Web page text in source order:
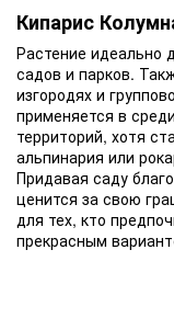
Кипарис
Растение идеально
садов и парков.
изгородях и
применяется в
территорий, хотя
альпинария или
Придавая саду
ценится за свою
для тех, кто
прекрасным